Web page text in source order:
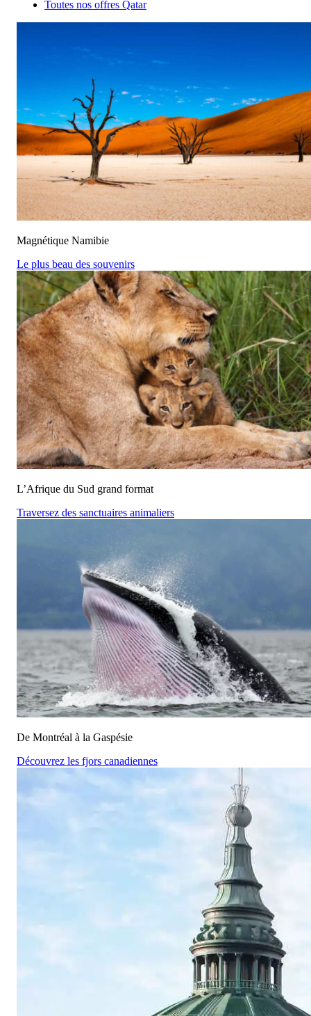
Toutes nos offres Qatar
Magnétique Namibie
Le plus beau des souvenirs
L’Afrique du Sud grand format
Traversez des sanctuaires animaliers
De Montréal à la Gaspésie
Découvrez les fjors canadiennes